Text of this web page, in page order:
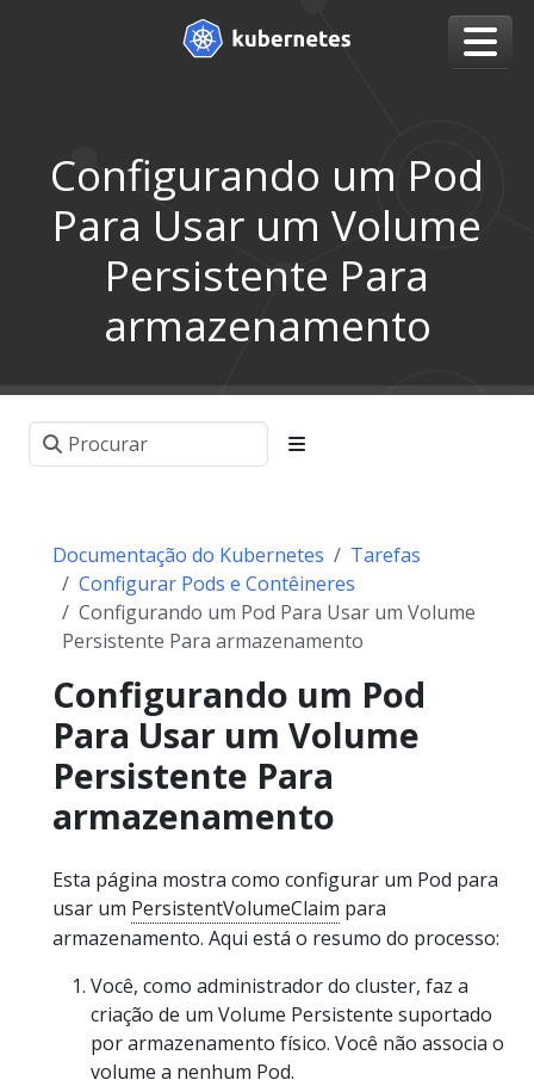
Configurando um Pod
Para Usar um Volume
Persistente Para
armazenamento
Documentação do Kubernetes
Tarefas
Configurar Pods e Contêineres
Configurando um Pod Para Usar um Volume
Persistente Para armazenamento
Configurando um Pod
Para Usar um Volume
Persistente Para
armazenamento
Esta página mostra como configurar um Pod para
usar um PersistentVolumeClaim para
armazenamento. Aqui está o resumo do processo:
Você, como administrador do cluster, faz a
criação de um Volume Persistente suportado
por armazenamento físico. Você não associa o
volume a nenhum Pod.